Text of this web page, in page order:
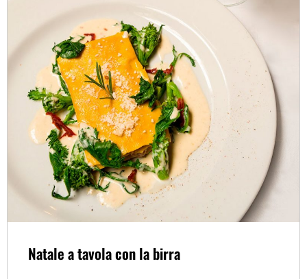
Natale a tavola con la birra